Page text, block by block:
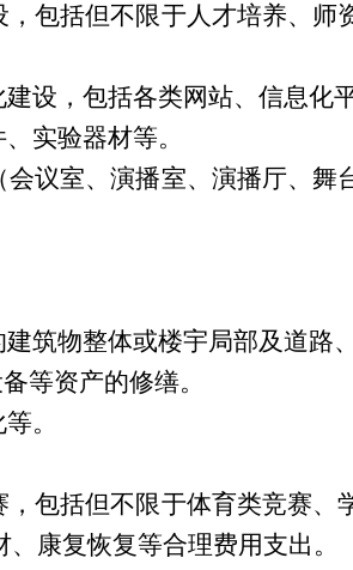
包括但不限于人才培养、师
设，包括各类网站、信息化
实验器材等。
议室、演播室、演播厅、舞
筑物整体或楼宇局部及道路
等资产的修缮。
。
包括但不限于体育类竞赛、
康复恢复等合理费用支出。